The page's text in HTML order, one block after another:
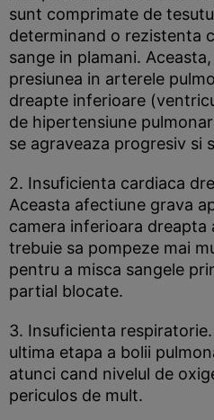
sunt comprimate de
determinand o rezistenta
sange in plamani.
presiunea in arterele
dreapte inferioare
de hipertensiune
se agraveaza progresiv si
2. Insuficienta cardiaca
Aceasta afectiune grava
camera inferioara dreapta
trebuie sa pompeze mai
pentru a misca sangele
partial blocate.
3. Insuficienta
ultima etapa a bolii
atunci cand nivelul de
periculos de mult.